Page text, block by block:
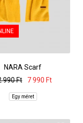
NARA Scarf
990 Ft
7 990 Ft
Egy méret